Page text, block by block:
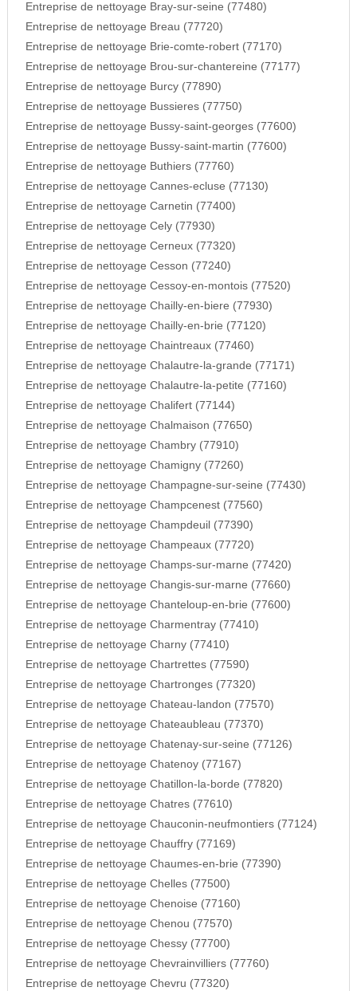
Entreprise de nettoyage Bray-sur-seine (77480)
Entreprise de nettoyage Breau (77720)
Entreprise de nettoyage Brie-comte-robert (77170)
Entreprise de nettoyage Brou-sur-chantereine (77177)
Entreprise de nettoyage Burcy (77890)
Entreprise de nettoyage Bussieres (77750)
Entreprise de nettoyage Bussy-saint-georges (77600)
Entreprise de nettoyage Bussy-saint-martin (77600)
Entreprise de nettoyage Buthiers (77760)
Entreprise de nettoyage Cannes-ecluse (77130)
Entreprise de nettoyage Carnetin (77400)
Entreprise de nettoyage Cely (77930)
Entreprise de nettoyage Cerneux (77320)
Entreprise de nettoyage Cesson (77240)
Entreprise de nettoyage Cessoy-en-montois (77520)
Entreprise de nettoyage Chailly-en-biere (77930)
Entreprise de nettoyage Chailly-en-brie (77120)
Entreprise de nettoyage Chaintreaux (77460)
Entreprise de nettoyage Chalautre-la-grande (77171)
Entreprise de nettoyage Chalautre-la-petite (77160)
Entreprise de nettoyage Chalifert (77144)
Entreprise de nettoyage Chalmaison (77650)
Entreprise de nettoyage Chambry (77910)
Entreprise de nettoyage Chamigny (77260)
Entreprise de nettoyage Champagne-sur-seine (77430)
Entreprise de nettoyage Champcenest (77560)
Entreprise de nettoyage Champdeuil (77390)
Entreprise de nettoyage Champeaux (77720)
Entreprise de nettoyage Champs-sur-marne (77420)
Entreprise de nettoyage Changis-sur-marne (77660)
Entreprise de nettoyage Chanteloup-en-brie (77600)
Entreprise de nettoyage Charmentray (77410)
Entreprise de nettoyage Charny (77410)
Entreprise de nettoyage Chartrettes (77590)
Entreprise de nettoyage Chartronges (77320)
Entreprise de nettoyage Chateau-landon (77570)
Entreprise de nettoyage Chateaubleau (77370)
Entreprise de nettoyage Chatenay-sur-seine (77126)
Entreprise de nettoyage Chatenoy (77167)
Entreprise de nettoyage Chatillon-la-borde (77820)
Entreprise de nettoyage Chatres (77610)
Entreprise de nettoyage Chauconin-neufmontiers (77124)
Entreprise de nettoyage Chauffry (77169)
Entreprise de nettoyage Chaumes-en-brie (77390)
Entreprise de nettoyage Chelles (77500)
Entreprise de nettoyage Chenoise (77160)
Entreprise de nettoyage Chenou (77570)
Entreprise de nettoyage Chessy (77700)
Entreprise de nettoyage Chevrainvilliers (77760)
Entreprise de nettoyage Chevru (77320)